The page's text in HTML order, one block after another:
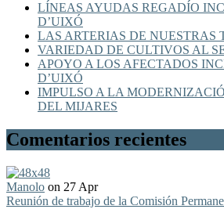
LÍNEAS AYUDAS REGADÍO
D’UIXÓ
LAS ARTERIAS DE NUESTRAS
VARIEDAD DE CULTIVOS AL
APOYO A LOS AFECTADOS
D’UIXÓ
IMPULSO A LA
DEL MIJARES
Comentarios recientes
Manolo on 27 Apr
Reunión de trabajo de la Comisión